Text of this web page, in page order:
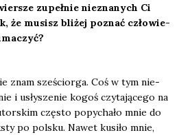
zupeł­nie nie­zna­nych Ci
że musisz bli­żej poznać czło­wie­
znam sze­ścior­ga. Coś w tym nie­
i usły­sze­nie kogoś czy­ta­ją­ce­go na
czę­sto popy­cha­ło mnie do
po pol­sku. Nawet kusi­ło mnie,